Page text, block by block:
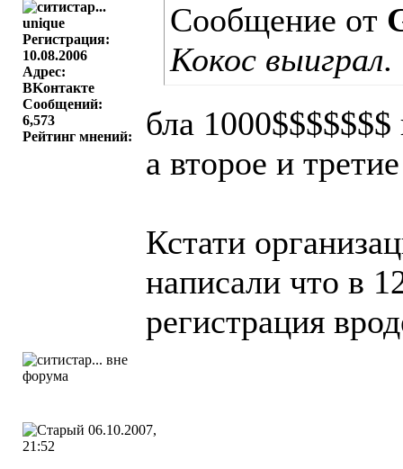
Регистрация:
10.08.2006
Адрес:
BKонтактe
Сообщений:
6,573
Рейтинг мнений:
Сообщение от
Кокос выиграл.
бла 1000$$$$$$$
а второе и
Кстати
написали что в
регистрация
06.10.2007,
21:52